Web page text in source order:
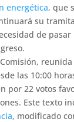
energética, que
su
de
las 10:00
por 22 votos
Este texto
, modificado